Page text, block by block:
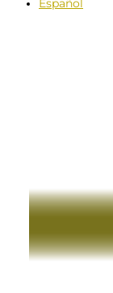
Español